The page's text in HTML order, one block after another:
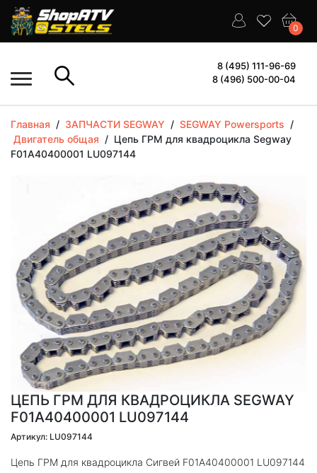
0
8 (495) 111-96-69
8 (496) 500-00-04
Главная / ЗАПЧАСТИ SEGWAY / SEGWAY Powersports /
Двигатель общая / Цепь ГРМ для квадроцикла Segway
F01A40400001 LU097144
ЦЕПЬ ГРМ ДЛЯ КВАДРОЦИКЛА SEGWAY
F01A40400001 LU097144
Артикул: LU097144
Цепь ГРМ для квадроцикла Сигвей F01A40400001 LU097144